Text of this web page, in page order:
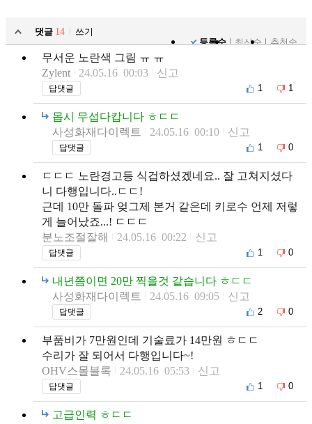
댓글 14
쓰기
등록순
최신순 추천순
무서운 노란색 그림 ㅠ ㅠ
Zylent
24.05.16 00:03 신고
답댓글 1 1
몹시 무섭다캅니다 ㅎㄷㄷ
사성화재다이렉트
24.05.16 00:10 신고
답댓글 1 0
ㄷㄷㄷ 노란경고등 식겁하셨겠네요.. 잘 고쳐지셨다
니 다행입니다..ㄷㄷ!
근데 10만 돌파 엊그제 본거 같은데 키로수 언제 저렇
게 늘어났죠...! ㄷㄷㄷ
분노조절잘해
24.05.16 00:22 신고
답댓글 1 0
내년쯤이면 20만 찍을것 같습니다 ㅎㄷㄷ
사성화재다이렉트
24.05.16 09:05 신고
답댓글 2 0
부품비가 7만원인데 기술료가 14만원 ㅎㄷㄷ
수리가 잘 되어서 다행입니다~!
OHV스몰블록
24.05.16 05:53 신고
답댓글 1 0
고급인력 ㅎㄷㄷ